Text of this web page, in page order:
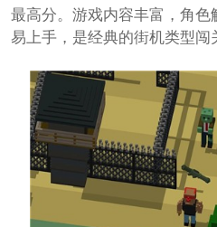
最高分。游戏内容丰富，角
易上手，是经典的街机类型闯